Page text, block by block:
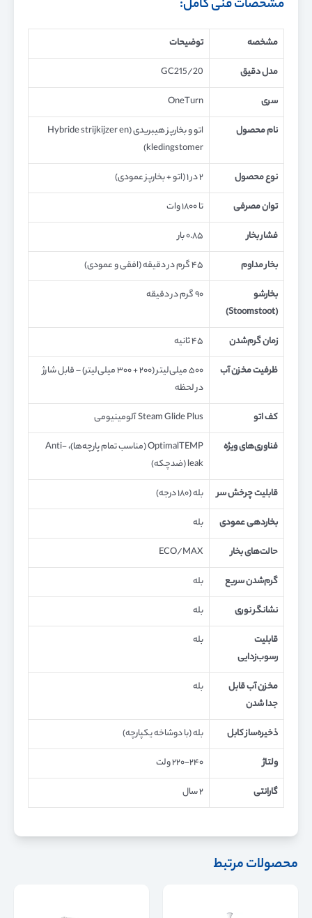
مشخصات فنی کامل:
مشخصه توضیحات
مدل دقیق GC215/20
سری OneTurn
نام محصول
اتو و بخارپز هیبریدی (Hybride strijkijzer en
kledingstomer)
نوع محصول ۲ در ۱ (اتو + بخارپز عمودی)
توان مصرفی تا ۱۸۰۰ وات
فشار بخار ۰.۸۵ بار
بخار مداوم ۴۵ گرم در دقیقه (افقی و عمودی)
بخارشو
(Stoomstoot)
۹۰ گرم در دقیقه
زمان گرم‌شدن ۴۵ ثانیه
ظرفیت مخزن آب
۵۰۰ میلی‌لیتر (۲۰۰ + ۳۰۰ میلی‌لیتر) – قابل شارژ
در لحظه
کف اتو Steam Glide Plus آلومینیومی
فناوری‌های ویژه
OptimalTEMP (مناسب تمام پارچه‌ها)، Anti-
leak (ضدچکه)
قابلیت چرخش سر بله (۱۸۰ درجه)
بخاردهی عمودی بله
حالت‌های بخار ECO/MAX
گرم‌شدن سریع بله
نشانگر نوری بله
قابلیت
رسوب‌زدایی
بله
مخزن آب قابل
جدا شدن
بله
ذخیره‌ساز کابل بله (با دوشاخه یکپارچه)
ولتاژ ۲۲۰-۲۴۰ ولت
گارانتی ۲ سال
محصولات مرتبط